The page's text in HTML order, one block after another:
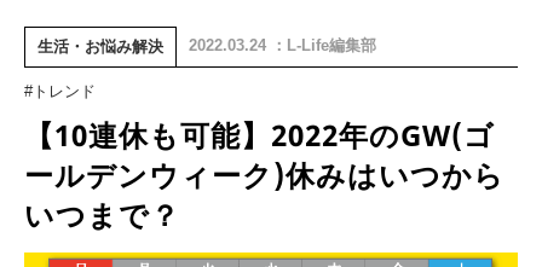
生活・お悩み解決 2022.03.24 ：L-Life編集部
#トレンド
【10連休も可能】2022年のGW(ゴ
ールデンウィーク)休みはいつから
いつまで？